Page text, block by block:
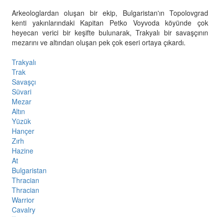
Arkeologlardan oluşan bir ekip, Bulgaristan'ın Topolovgrad
kenti yakınlarındaki Kapitan Petko Voyvoda köyünde çok
heyecan verici bir keşifte bulunarak, Trakyalı bir savaşçının
mezarını ve altından oluşan pek çok eseri ortaya çıkardı.
Trakyalı
Trak
Savaşçı
Süvari
Mezar
Altın
Yüzük
Hançer
Zırh
Hazine
At
Bulgaristan
Thracian
Thracian
Warrior
Cavalry